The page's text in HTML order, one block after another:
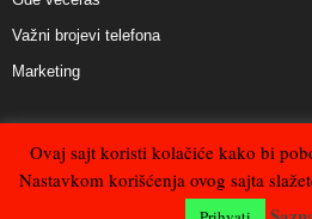
Važni brojevi telefona
Marketing
Kontakt Uslovi korišćenja, privatnost i
Ovaj sajt koristi kolačiće kako bi
Nastavkom korišćenja ovog sajta